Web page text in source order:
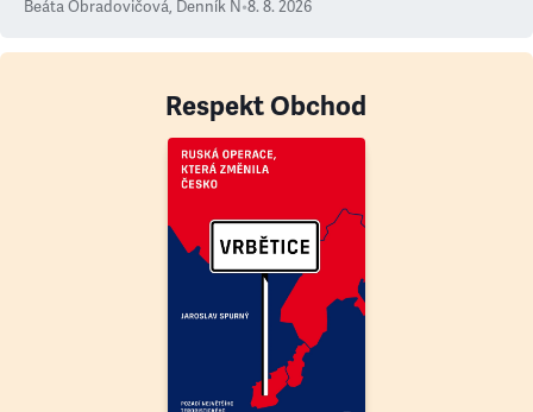
Beáta Obradovičová, Denník N•8. 8. 2026
Respekt Obchod